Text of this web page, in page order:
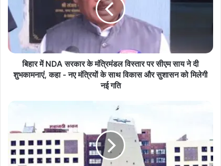
के
मंत्रिमंडल
विस्तार
सीएम
मंत्रियों
के
साथ
बिहार में NDA सरकार के मंत्रिमंडल विस्तार पर सीएम साय ने दी
शुभकामनाएं, कहा - नए मंत्रियों के साथ विकास और सुशासन को मिलेगी
नई गति
NEWS:
दो
दिन
में